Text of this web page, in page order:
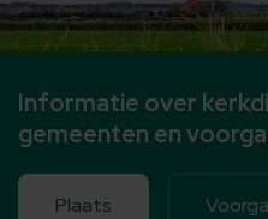
Informatie over
gemeenten en
Plaats